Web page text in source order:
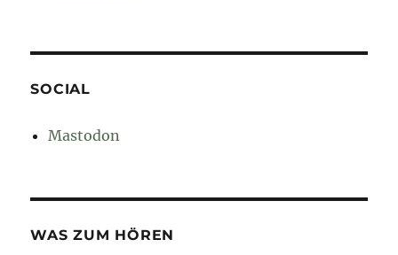
SOCIAL
Mastodon
WAS ZUM HÖREN